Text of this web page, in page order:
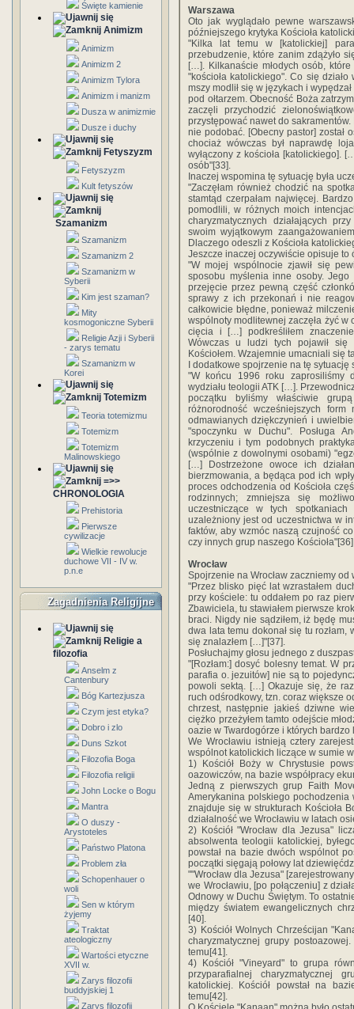
Święte kamienie
Animizm
Animizm
Animizm 2
Animizm Tylora
Animizm i manizm
Dusza w animizmie
Dusze i duchy
Fetyszyzm
Fetyszyzm
Kult fetyszów
Szamanizm
Szamanizm
Szamanizm 2
Szamanizm w
Syberii
Kim jest szaman?
Mity
kosmogoniczne Syberii
Religie Azji i Syberii
- zarys tematu
Szamanizm w
Korei
Totemizm
Teoria totemizmu
Totemizm
Totemizm
Malinowskiego
=>>
CHRONOLOGIA
Prehistoria
Pierwsze
cywilizacje
Wielkie rewolucje
duchowe VII - IV w.
p.n.e
Zagadnienia Religijne
Religie a
filozofia
Anselm z
Cantenbury
Bóg Kartezjusza
Czym jest etyka?
Dobro i zlo
Duns Szkot
Filozofia Boga
Filozofia religii
John Locke o Bogu
Mantra
O duszy -
Arystoteles
Państwo Platona
Problem zła
Schopenhauer o
woli
Sen w którym
żyjemy
Traktat
ateologiczny
Wartości etyczne
XVII w.
Zarys filozofii
buddyjskiej 1
Zarys filozofii
Warszawa
Oto jak wyglądało pewne
późniejszego krytyka Kościoła
"Kilka lat temu w [katolickiej]
przebudzenie, które zanim zdążyło
[…]. Kilkanaście młodych osób,
"kościoła katolickiego". Co się
mszy modlił się w językach i
pod ołtarzem. Obecność Boża
zaczęli przychodzić
przystępować nawet do
nie podobać. [Obecny pastor] został
chociaż wówczas był naprawdę
wyłączony z kościoła [katolickiego].
osób"[33].
Inaczej wspomina tę sytuację była
"Zaczęłam również chodzić na
stamtąd czerpałam najwięcej.
pomodlili, w różnych moich
charyzmatycznych działających
swoim wyjątkowym
Dlaczego odeszli z Kościoła
Jeszcze inaczej oczywiście opisuje to
"W mojej wspólnocie zjawił się
sposobu myślenia inne osoby. Jego
przejęcie przez pewną część
sprawy z ich przekonań i nie
całkowicie błędne, ponieważ
wspólnoty modlitewnej zaczęła żyć
cięcia i […] podkreśliłem
Wówczas u ludzi tych pojawił
Kościołem. Wzajemnie umacniali się
I dodatkowe spojrzenie na tę sytuację
"W końcu 1996 roku zaprosiliśmy
wydziału teologii ATK […].
początku byliśmy właściwie
różnorodność wcześniejszych
odmawianych dziękczynień i
"spoczynku w Duchu". Posługa
krzyczeniu i tym podobnych
(wspólnie z dowolnymi osobami)
[…] Dostrzeżone owoce ich
bierzmowania, a będąca pod ich
proces odchodzenia od Kościoła
rodzinnych; zmniejsza się
uczestniczące w tych
uzależniony jest od uczestnictwa w
faktów, aby wzmóc naszą czujność
czy innych grup naszego
Wrocław
Spojrzenie na Wrocław zaczniemy
"Przez blisko pięć lat wzrastałem
przy kościele: tu oddałem po raz
Zbawiciela, tu stawiałem pierwsze
braci. Nigdy nie sądziłem, iż będę
dwa lata temu dokonał się tu
się znalazłem […]"[37].
Posłuchajmy głosu jednego z
"[Rozłam:] dosyć bolesny temat. W
parafia o. jezuitów] nie są to
powoli sektą. […] Okazuje się, że
ruch odśrodkowy, tzn. coraz większe
chrzest, następnie jakieś dziwne
ciężko przeżyłem tamto odejście
oazie w Twardogórze i których bardzo
We Wrocławiu istnieją cztery
wspólnot katolickich liczące w sumie
1) Kościół Boży w Chrystusie
oazowiczów, na bazie współpracy
Jedną z pierwszych grup Faith
Amerykanina polskiego pochodzenia
znajduje się w strukturach Kościoła
działalność we Wrocławiu w latach
2) Kościół "Wrocław dla Jezusa"
absolwenta teologii katolickiej,
powstał na bazie dwóch wspólnot
początki sięgają połowy lat
""Wrocław dla Jezusa"
we Wrocławiu, [po połączeniu] z
Odnowy w Duchu Świętym. To
między światem ewangelicznych
[40].
3) Kościół Wolnych Chrześcijan
charyzmatycznej grupy
temu[41].
4) Kościół "Vineyard" to grupa
przyparafialnej charyzmatycznej
katolickiej. Kościół powstał na
temu[42].